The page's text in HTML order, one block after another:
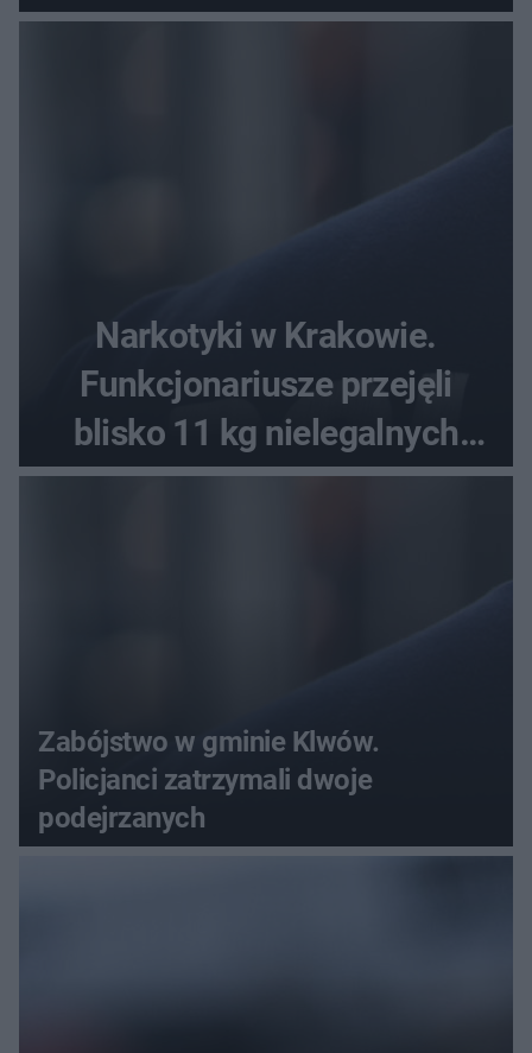
Narkotyki w Krakowie.
Funkcjonariusze przejęli
blisko 11 kg nielegalnych
substancji
Zabójstwo w gminie Klwów.
Policjanci zatrzymali dwoje
podejrzanych